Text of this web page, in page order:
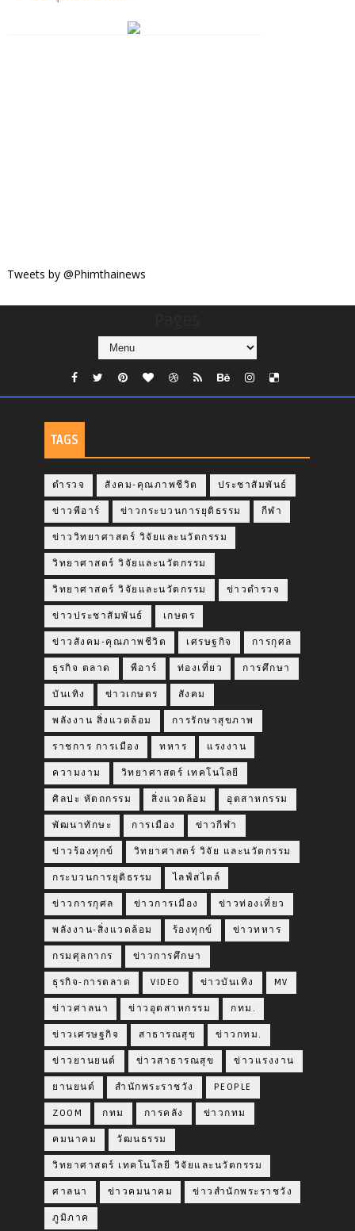
Tweets by @Phimthainews
TAGS
ตำรวจ สังคม-คุณภาพชีวิต ประชาสัมพันธ์
ข่าวพีอาร์ ข่าวกระบวนการยุติธรรม กีฬา
ข่าววิทยาศาสตร์ วิจัยและนวัตกรรม
วิทยาศาสตร์ วิจัยและนวัตกรรม
วิทยาศาสตร์ วิจัยและนวัตกรรม ข่าวตำรวจ
ข่าวประชาสัมพันธ์ เกษตร
ข่าวสังคม-คุณภาพชีวิต เศรษฐกิจ การกุศล
ธุรกิจ ตลาด พีอาร์ ท่องเที่ยว การศึกษา
บันเทิง ข่าวเกษตร สังคม
พลังงาน สิ่งแวดล้อม การรักษาสุขภาพ
ราชการ การเมือง ทหาร แรงงาน
ความงาม วิทยาศาสตร์ เทคโนโลยี
ศิลปะ หัตถกรรม สิ่งแวดล้อม อุตสาหกรรม
พัฒนาทักษะ การเมือง ข่าวกีฬา
ข่าวร้องทุกข์ วิทยาศาสตร์ วิจัย และนวัตกรรม
กระบวนการยุติธรรม ไลฟ์สไตล์
ข่าวการกุศล ข่าวการเมือง ข่าวท่องเที่ยว
พลังงาน-สิ่งแวดล้อม ร้องทุกข์ ข่าวทหาร
กรมศุลกากร ข่าวการศึกษา
ธุรกิจ-การตลาด VIDEO ข่าวบันเทิง MV
ข่าวศาลนา ข่าวอุตสาหกรรม กทม.
ข่าวเศรษฐกิจ สาธารณสุข ข่าวกทม.
ข่าวยานยนต์ ข่าวสาธารณสุข ข่าวแรงงาน
ยานยนต์ สำนักพระราชวัง PEOPLE
ZOOM กทม การคลัง ข่าวกทม
คมนาคม วัฒนธรรม
วิทยาศาสตร์ เทคโนโลยี วิจัยและนวัตกรรม
ศาลนา ข่าวคมนาคม ข่าวสำนักพระราชวัง
ภูมิภาค